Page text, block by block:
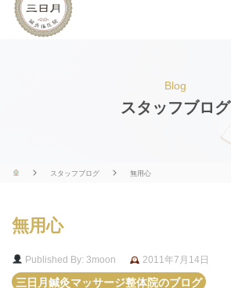
Blog
スタッフブログ
スタッフブログ 無用心
無用心
Published By: 3moon
2011年7月14日
三日月鍼灸マッサージ整体院のブログ